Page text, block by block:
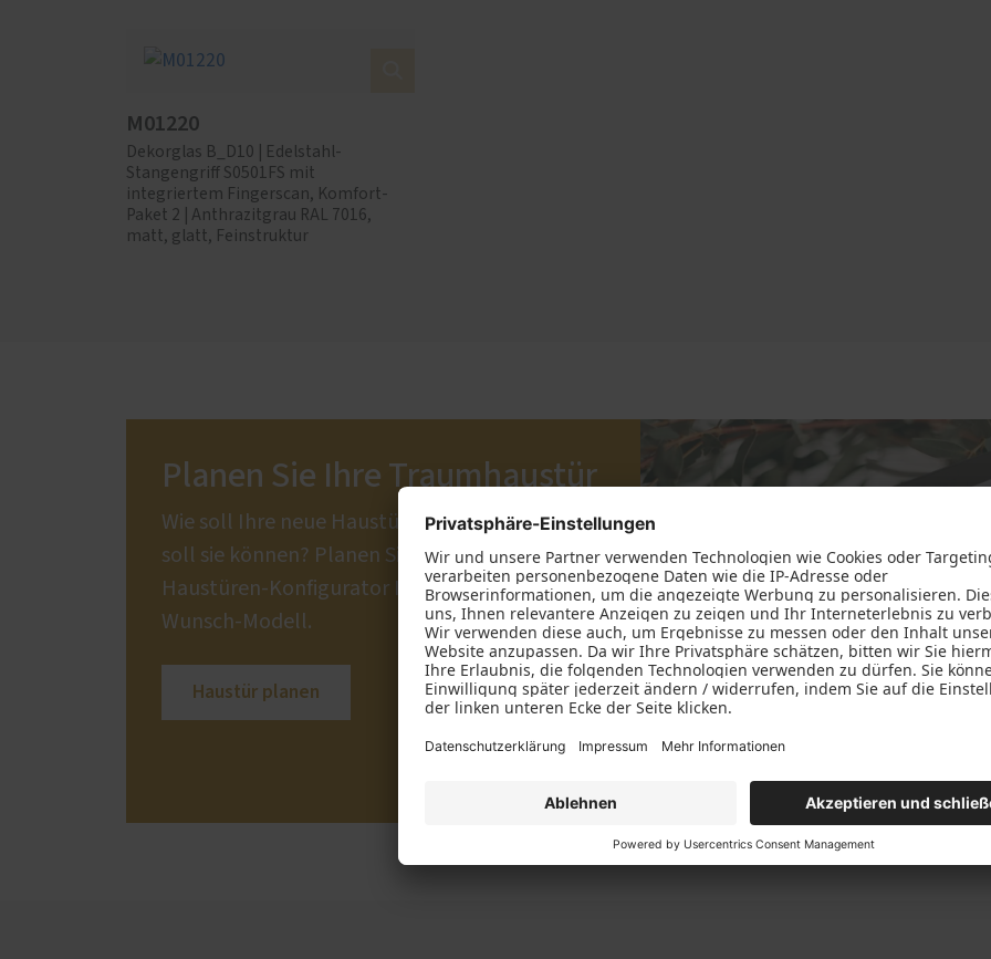
M01220
Dekorglas B_D10 | Edelstahl-
Stangengriff S0501FS mit
integriertem Fingerscan, Komfort-
Paket 2 | Anthrazitgrau RAL 7016,
matt, glatt, Feinstruktur
Planen Sie Ihre Traumhaustür
Wie soll Ihre neue Haustür aussehen? Und was
soll sie können? Planen Sie mit unserem
Haustüren-Konfigurator Ihr individuelles
Wunsch-Modell.
Haustür planen